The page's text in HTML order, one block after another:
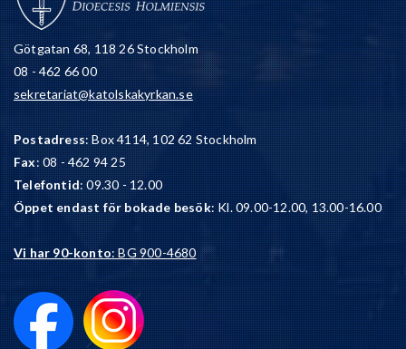
Götgatan 68, 118 26 Stockholm
08 - 462 66 00
sekretariat@katolskakyrkan.se
Postadress: Box 4114, 102 62 Stockholm
Fax: 08 - 462 94 25
Telefontid: 09.30 - 12.00
Öppet endast för bokade besök: Kl. 09.00-12.00, 13.00-16.00
Vi har 90-konto: BG 900-4680